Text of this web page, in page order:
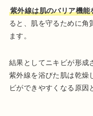
紫外線は肌のバリア機能
ると、肌を守るために角
ます。
結果としてニキビが形成
紫外線を浴びた肌は乾燥
ビができやすくなる原因